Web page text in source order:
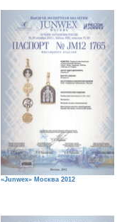
«Junwex» Москва 2012